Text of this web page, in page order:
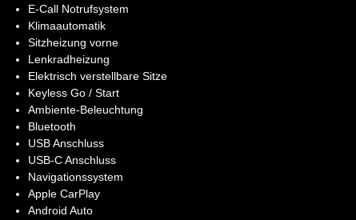
E-Call Notrufsystem
Klimaautomatik
Sitzheizung vorne
Lenkradheizung
Elektrisch verstellbare Sitze
Keyless Go / Start
Ambiente-Beleuchtung
Bluetooth
USB Anschluss
USB-C Anschluss
Navigationssystem
Apple CarPlay
Android Auto